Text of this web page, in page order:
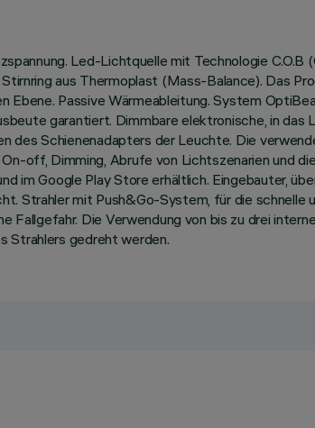
Led-Lichtquelle mit Technologie C.O.B
aus Thermoplast (Mass-Balance). Das
Ebene. Passive Wärmeableitung. System
garantiert. Dimmbare elektronische, in
des Schienenadapters der Leuchte. Die
off, Dimming, Abrufe von Lichtszenarien und
Google Play Store erhältlich. Eingebauter,
Strahler mit Push&Go-System, für die schnelle
Die Verwendung von bis zu drei
Strahlers gedreht werden.